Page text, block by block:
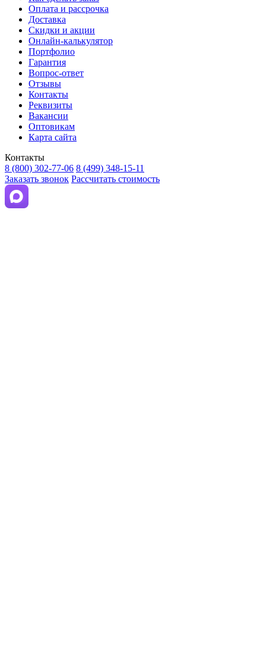
Оплата и рассрочка
Доставка
Скидки и акции
Онлайн-калькулятор
Портфолио
Гарантия
Вопрос-ответ
Отзывы
Контакты
Реквизиты
Вакансии
Оптовикам
Карта сайта
Контакты
8 (800) 302-77-06 8 (499) 348-15-11
Заказать звонок Рассчитать стоимость